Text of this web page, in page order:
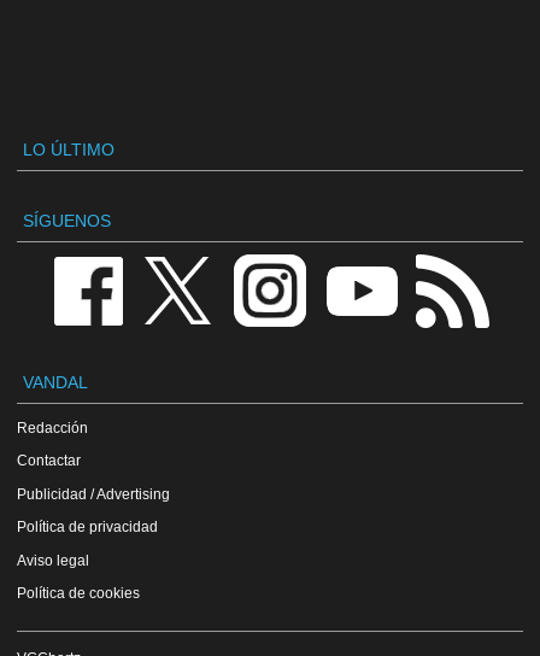
LO ÚLTIMO
SÍGUENOS
VANDAL
Redacción
Contactar
Publicidad / Advertising
Política de privacidad
Aviso legal
Política de cookies